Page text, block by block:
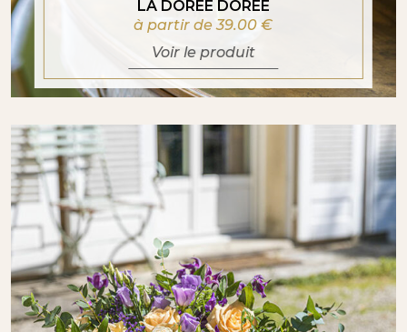
LA DORÉE DORÉE
à partir de 39.00€
Voir le produit